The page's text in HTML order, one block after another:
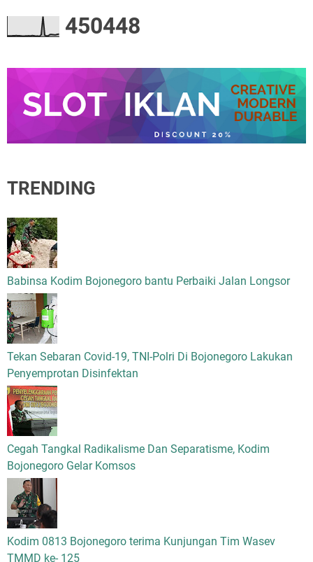
450448
TRENDING
Babinsa Kodim Bojonegoro bantu Perbaiki Jalan Longsor
Tekan Sebaran Covid-19, TNI-Polri Di Bojonegoro Lakukan
Penyemprotan Disinfektan
Cegah Tangkal Radikalisme Dan Separatisme, Kodim
Bojonegoro Gelar Komsos
Kodim 0813 Bojonegoro terima Kunjungan Tim Wasev
TMMD ke- 125